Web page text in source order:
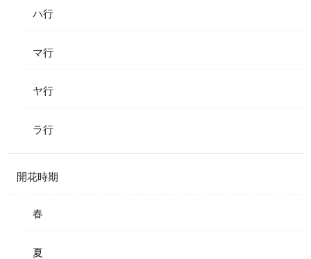
ハ行
マ行
ヤ行
ラ行
開花時期
春
夏